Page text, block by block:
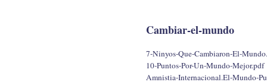
Cambiar-el-mundo
7-Ninyos-Que-Cambiaron-El-
10-Puntos-Por-Un-Mundo-Mejor.pdf
Amnistia-Internacional.El-Mundo-